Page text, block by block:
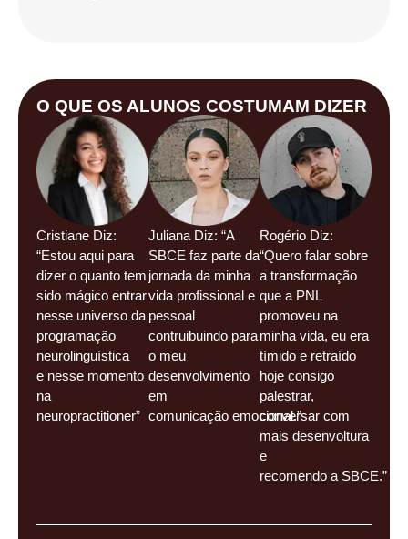
O QUE OS ALUNOS COSTUMAM DIZER
Cristiane Diz:
“Estou aqui para
dizer o quanto tem
sido mágico entrar
nesse universo da
programação
neurolinguística
e nesse momento
na
neuropractitioner”
Juliana Diz: “A
SBCE faz parte da
jornada da minha
vida profissional e
pessoal
contruibuindo para
o meu
desenvolvimento
em
comunicação emocional.”
Rogério Diz:
“Quero falar sobre
a transformação
que a PNL
promoveu na
minha vida, eu era
tímido e retraído
hoje consigo
palestrar,
conversar com
mais desenvoltura
e
recomendo a SBCE.”